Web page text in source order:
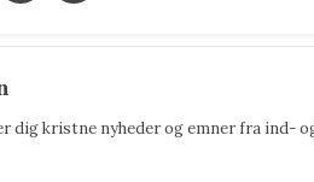
dig kristne nyheder og emner fra ind-